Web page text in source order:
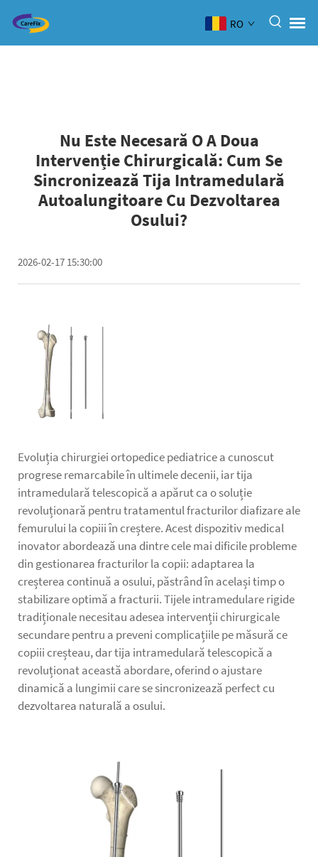
RO
Nu Este Necesară O A Doua
Intervenție Chirurgicală: Cum Se
Sincronizează Tija Intramedulară
Autoalungitoare Cu Dezvoltarea
Osului?
2026-02-17 15:30:00
Evoluția chirurgiei ortopedice pediatrice a cunoscut
progrese remarcabile în ultimele decenii, iar tija
intramedulară telescopică a apărut ca o soluție
revoluționară pentru tratamentul fracturilor diafizare ale
femurului la copiii în creștere. Acest dispozitiv medical
inovator abordează una dintre cele mai dificile probleme
din gestionarea fracturilor la copii: adaptarea la
creșterea continuă a osului, păstrând în același timp o
stabilizare optimă a fracturii. Tijele intramedulare rigide
tradiționale necesitau adesea intervenții chirurgicale
secundare pentru a preveni complicațiile pe măsură ce
copiii creșteau, dar tija intramedulară telescopică a
revoluționat această abordare, oferind o ajustare
dinamică a lungimii care se sincronizează perfect cu
dezvoltarea naturală a osului.